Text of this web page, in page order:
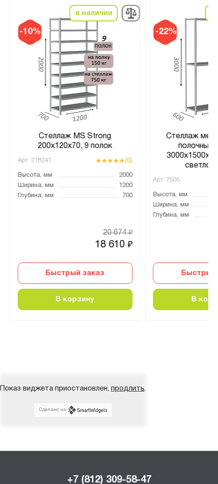
-10%
в наличии
Стеллаж MS Strong
200х120х70, 9 полок
Арт. 218241 (6)
Высота, мм
2000
Ширина, мм
1200
Глубина, мм
700
18 610₽
20 674₽
Быстрый заказ
В корзину
-22%
Стеллаж
полочный
светло-
Арт. 7505
Высота, мм
Ширина, мм
Глубина, мм
Быстрый
В
Показ виджета приостановлен, продлить.
Сделано на
+7 (812) 309-58-47